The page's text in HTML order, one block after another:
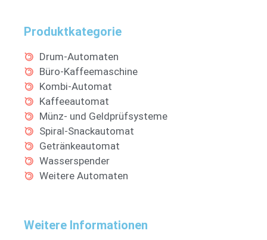
Produktkategorie
Drum-Automaten
Büro-Kaffeemaschine
Kombi-Automat
Kaffeeautomat
Münz- und Geldprüfsysteme
Spiral-Snackautomat
Getränkeautomat
Wasserspender
Weitere Automaten
Weitere Informationen